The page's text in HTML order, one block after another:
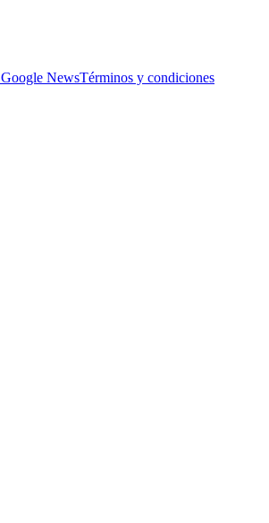
Google NewsTérminos y condiciones